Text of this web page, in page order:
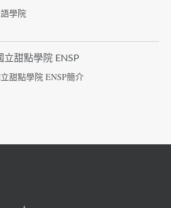
學院
立甜點學院 ENSP
甜點學院 ENSP簡介